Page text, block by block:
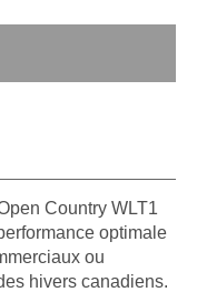
Country WLT1
optimale
ou
hivers canadiens.